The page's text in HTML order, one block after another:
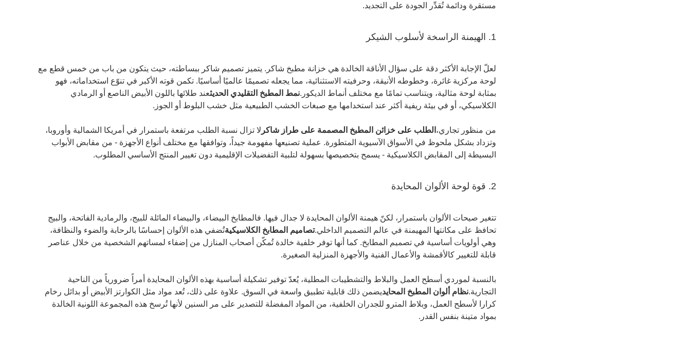
مستقرة ودائمة تُقدِّر الجودة على التجديد.
1. الهيمنة الراسخة لأسلوب الشيكر
لعلّ الإجابة الأكثر دقة على سؤال الأناقة الخالدة هي خزانة مطبخ شاكر. يتميز تصميم شاكر ببساطته، حيث يتكون من باب من خمس قطع مع
لوحة مركزية غائرة، وخطوطه الأنيقة، وحرفيته الاستثنائية، مما يجعله تصميمًا عالميًا أساسيًا. تكمن قوته الأكبر في تنوّع استخداماته، فهو
بمثابة لوحة مثالية، ويتناسب تمامًا مع مختلف أنماط الديكور.نمط المطبخ التقليدي الحديثعند طلائها باللون الأبيض الناصع أو الرمادي
الكلاسيكي، أو في بيئة ريفية أكثر عند استخدامها مع صبغات الخشب الطبيعية مثل خشب البلوط أو الجوز.
من منظور تجاري، الطلب على خزائن المطبخ المصممة على طراز شاكر لا تزال نسبة الطلب مرتفعة باستمرار في أمريكا الشمالية وأوروبا،
وتزداد بشكل ملحوظ في الأسواق الآسيوية المتطورة. عملية تصنيعها مفهومة جيداً، وتوافقها مع مختلف أنواع الأجهزة - من مقابض الأبواب
البسيطة إلى المقابض الكلاسيكية - يسمح بتخصيصها بسهولة لتلبية التفضيلات الإقليمية دون تغيير المنتج الأساسي المطلوب.
2. قوة لوحة الألوان المحايدة
تتغير صيحات الألوان باستمرار، لكنّ هيمنة الألوان المحايدة لا جدال فيها. فالمطابخ البيضاء، والبيضاء المائلة للبيج، والرمادية الفاتحة، والبيج
تحافظ على مكانتها المهيمنة في عالم التصميم الداخلي.تصاميم المطابخ الكلاسيكيةتُضفي هذه الألوان إحساسًا بالرحابة والضوء والنظافة،
وهي أولويات أساسية في تصميم المطابخ. كما أنها توفر خلفية خالدة تُمكّن أصحاب المنازل من إضفاء لمساتهم الشخصية من خلال عناصر
قابلة للتغيير كالأقمشة والأعمال الفنية والأجهزة المنزلية الصغيرة.
بالنسبة لموردي أسطح العمل والبلاط والتشطيبات المطلية، يُعدّ توفير تشكيلة أساسية بهذه الألوان المحايدة أمراً ضرورياً من الناحية
التجارية.نظام ألوان المطبخ المحايديضمن ذلك قابلية تطبيق واسعة في السوق. علاوة على ذلك، تُعد مواد مثل الكوارتز الأبيض أو بدائل رخام
كرارا لأسطح العمل، وبلاط المترو للجدران الخلفية، من المواد المفضلة للتصدير على مر السنين لأنها تُرسخ هذه المجموعة اللونية الخالدة
بمواد متينة بنفس القدر.